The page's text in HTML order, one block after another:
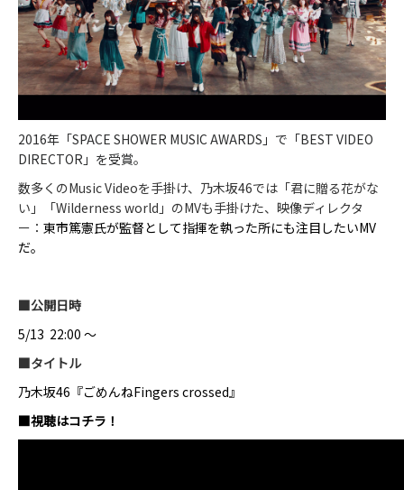
2016年「SPACE SHOWER MUSIC AWARDS 」で「BEST VIDEO
DIRECTOR 」を受賞。
数多くのMusic Videoを手掛け、乃木坂46では「君に贈る花がな
い」「Wilderness world 」のMVも手掛けた、映像ディレクタ
ー： 東市篤憲氏が監督として指揮を執った所にも注目したいMV
だ。
■公開日時
5/13 22:00 ～
■タイトル
乃木坂46 『ごめんねFingers crossed 』
■視聴はコチラ！